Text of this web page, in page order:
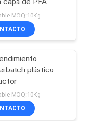
capa de PFA
MOQ:10Kg
plástico
MOQ:10Kg